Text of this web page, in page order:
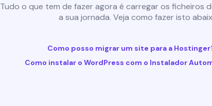
Tudo o que tem de fazer agora é carregar os ficheiros
a sua jornada. Veja como fazer isto
Como posso migrar um site para a
Como instalar o WordPress com o Instalador